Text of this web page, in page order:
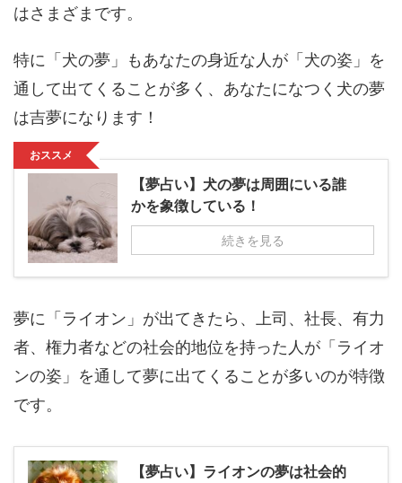
はさまざまです。
特に「犬の夢」もあなたの身近な人が「犬の姿」を
通して出てくることが多く、あなたになつく犬の夢
は吉夢になります！
おススメ
【夢占い】犬の夢は周囲にいる誰
かを象徴している！
続きを見る
夢に「ライオン」が出てきたら、上司、社長、有力
者、権力者などの社会的地位を持った人が「ライオ
ンの姿」を通して夢に出てくることが多いのが特徴
です。
【夢占い】ライオンの夢は社会的